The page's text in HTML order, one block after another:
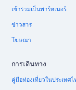
เข้าร่วมเป็นพาร์ทเนอร์
ข่าวสาร
โฆษณา
การเดินทาง
คู่มือท่องเที่ยวในประเทศไ